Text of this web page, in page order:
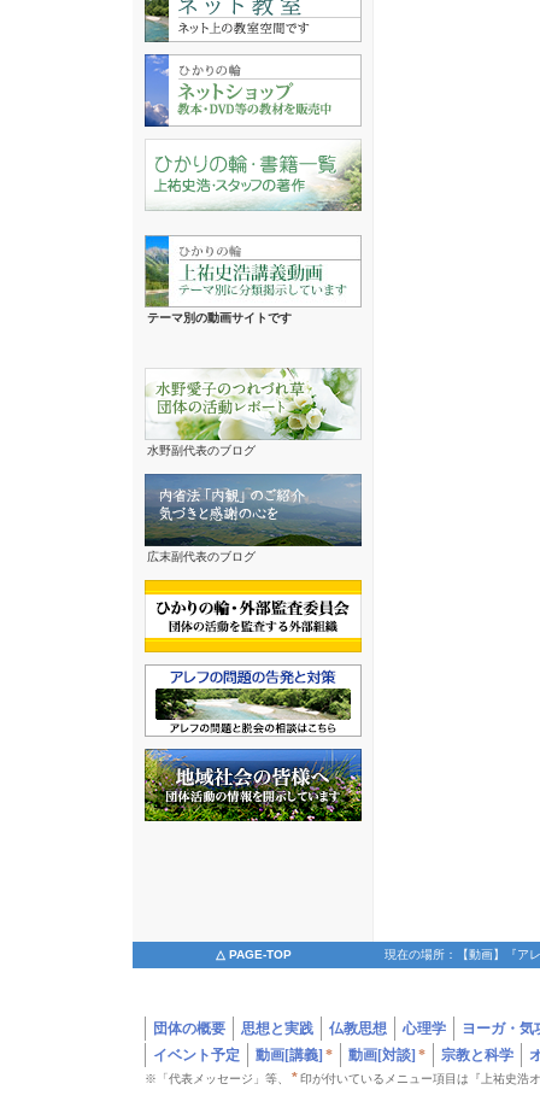
テーマ別の動画サイトです
水野副代表のブログ
広末副代表のブログ
△ PAGE-TOP
現在の場所：【動画】『ア
団体の概要 思想と実践 仏教思想 心理学
ヨーガ・気
イベント予定
動画[講義] * 動画[対談] * 宗教と科学
※「代表メッセージ」等、 * 印が付いているメニュー項目は『上祐史浩